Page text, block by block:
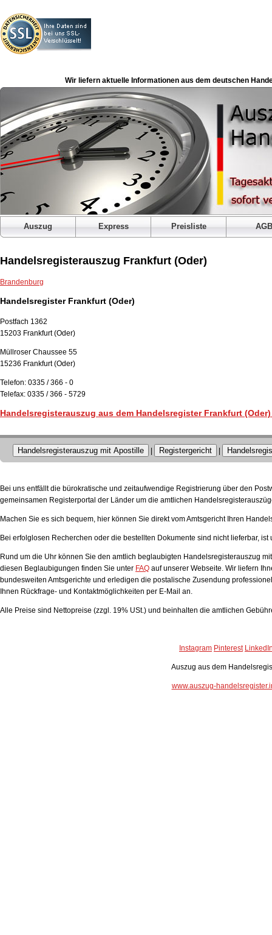
Wir liefern aktuelle Informationen aus dem deutschen
Auszug Express Preisliste AGB
Handelsregisterauszug Frankfurt (Oder)
Brandenburg
Handelsregister Frankfurt (Oder)
Postfach 1362
15203 Frankfurt (Oder)
Müllroser Chaussee 55
15236 Frankfurt (Oder)
Telefon: 0335 / 366 - 0
Telefax: 0335 / 366 - 5729
Handelsregisterauszug aus dem Handelsregister Frankfurt
Handelsregisterauszug mit Apostille Registergericht
Bei uns entfällt die bürokratische und zeitaufwendige Registrierung über den
gemeinsamen Registerportal der Länder um die amtlichen
Machen Sie es sich bequem, hier können Sie direkt vom Amtsgericht Ihren
Bei erfolglosen Recherchen oder die bestellten Dokumente sind nicht lieferbar, ist
Rund um die Uhr können Sie den amtlich beglaubigten Handelsregisterauszug
diesen Beglaubigungen finden Sie unter FAQ auf unserer Webseite. Wir liefern
bundesweiten Amtsgerichte und erledigen die postalische Zusendung
Ihnen Rückfrage- und Kontaktmöglichkeiten per E-Mail an.
Alle Preise sind Nettopreise (zzgl. 19% USt.) und beinhalten die amtlichen
Instagram Pinterest
Auszug aus dem
www.auszug-